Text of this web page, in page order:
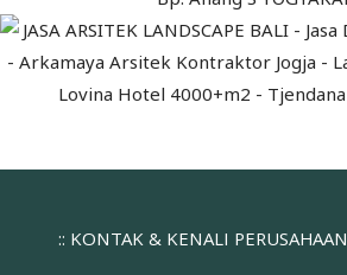
:: KONTAK & KENALI PERUSAHAAN